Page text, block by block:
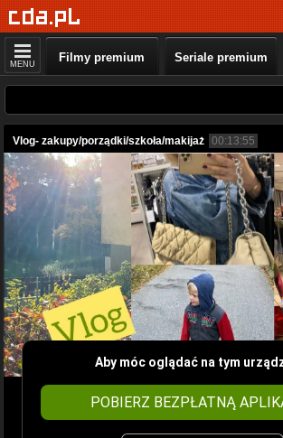
MENU Filmy premium Seriale premium
Vlog- zakupy/porządki/szkoła/makijaż 00:13:55
Aby móc oglądać na tym
POBIERZ BEZPŁATNĄ